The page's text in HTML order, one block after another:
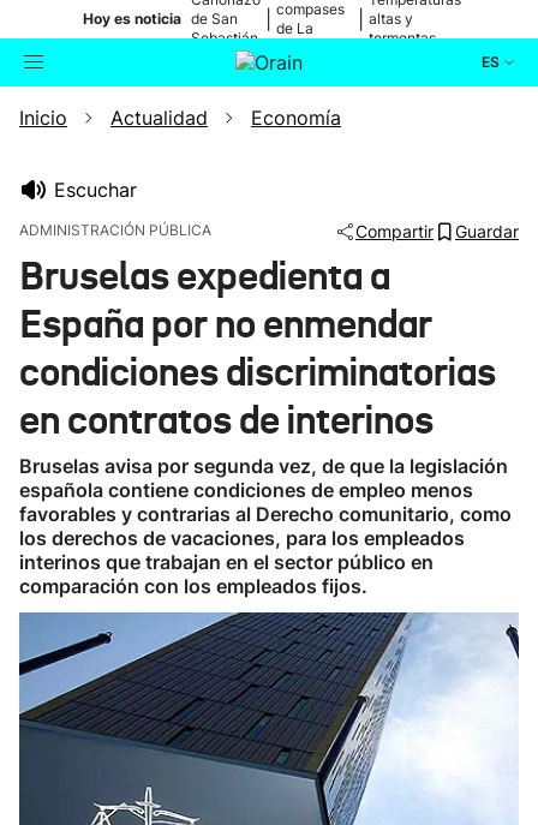
Hoy es noticia de San
Sebastián
compases
de La
altas y
tormentas
ES
Buscador Actualidad
Ikusmiran
Eguraldia
Inicio Actualidad Economía
Escuchar
ADMINISTRACIÓN PÚBLICA Compartir Guardar
Bruselas expedienta a
España por no enmendar
condiciones discriminatorias
en contratos de interinos
Bruselas avisa por segunda vez, de que la legislación
española contiene condiciones de empleo menos
favorables y contrarias al Derecho comunitario, como
los derechos de vacaciones, para los empleados
interinos que trabajan en el sector público en
comparación con los empleados fijos.